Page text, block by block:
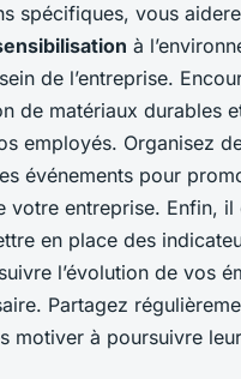
spécifiques, vous
à
de l’entreprise.
de matériaux durables
employés. Organisez
événements pour
votre entreprise. Enfin, il
en place des
l’évolution de vos
Partagez
motiver à poursuivre